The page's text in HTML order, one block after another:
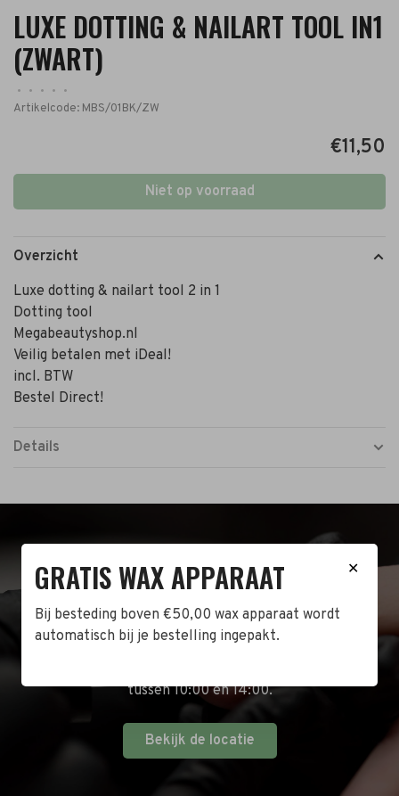
LUXE DOTTING & NAILART TOOL IN1
(ZWART)
• • • •
•
Artikelcode: MBS/01BK/ZW
€11,50
Niet op voorraad
Overzicht
Luxe dotting & nailart tool 2 in 1
Dotting tool
Megabeautyshop.nl
Veilig betalen met iDeal!
incl. BTW
Bestel Direct!
Details
BEZOEK DE WINKEL!
Naast de online shop hebben wij ook een fysieke
winkel in Zwijndrecht! Het adres is: Antoni van
Leeuwenhoekstraat 10. Kom op een doordeweekse
tussen 10:00 en 14:00.
Bekijk de locatie
✕
GRATIS WAX APPARAAT
Bij besteding boven €50,00 wax apparaat wordt
automatisch bij je bestelling ingepakt.